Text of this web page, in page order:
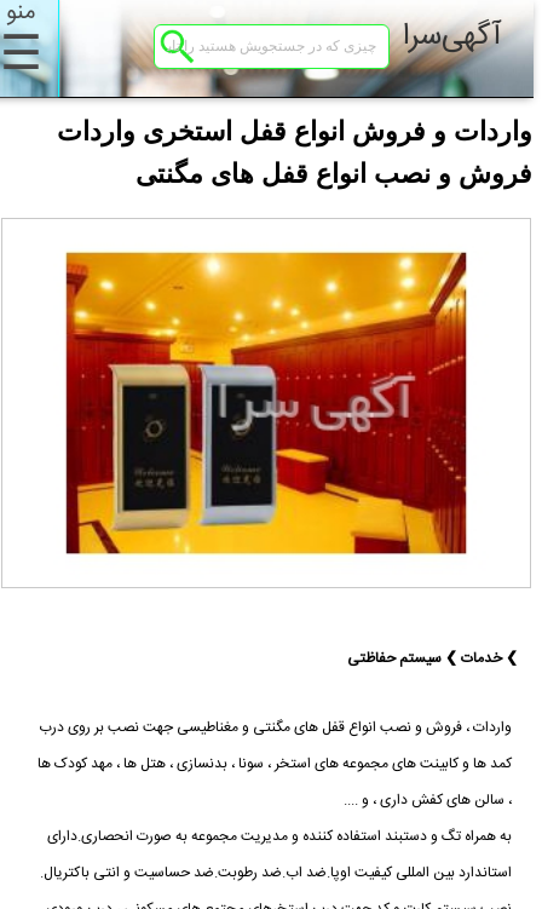
منو
☰ آگهی‌سرا
واردات و فروش انواع قفل استخری واردات
فروش و نصب انواع قفل های مگنتی
❯ خدمات ❯ سیستم حفاظتی
واردات ، فروش و نصب انواع قفل های مگنتی و مغناطیسی جهت نصب بر روی درب
کمد ها و کابینت های مجموعه های استخر ، سونا ، بدنسازی ، هتل ها ، مهد کودک ها
، سالن های کفش داری ، و ....
به همراه تگ و دستبند استفاده کننده و مدیریت مجموعه به صورت انحصاری.دارای
استاندارد بین المللی کیفیت اوپا.ضد اب.ضد رطوبت.ضد حساسیت و انتی باکتریال.